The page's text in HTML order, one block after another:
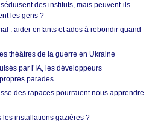
des instituts, mais peuvent-ils
les gens ?
: aider enfants et ados à rebondir quand
théâtres de la guerre en Ukraine
par l’IA, les développeurs
parades
des rapaces pourraient nous apprendre
les installations gazières ?